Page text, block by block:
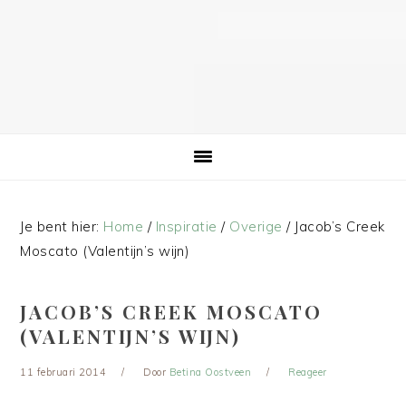
Je bent hier: Home / Inspiratie / Overige /Jacob’s Creek
Moscato (Valentijn’s wijn)
JACOB’S CREEK MOSCATO
(VALENTIJN’S WIJN)
11 februari 2014 Door Betina Oostveen Reageer